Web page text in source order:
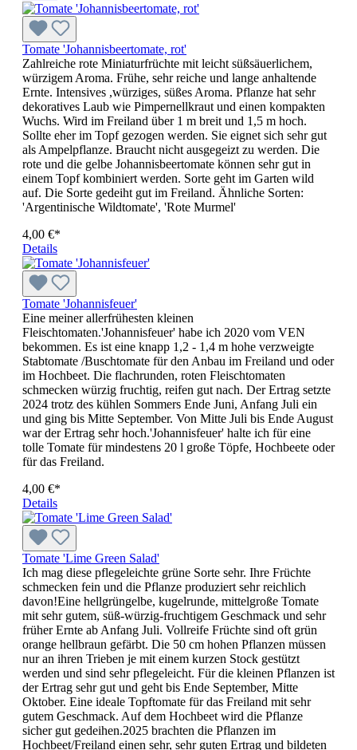
Tomate 'Johannisbeertomate, rot'
Zahlreiche rote Miniaturfrüchte mit leicht süßsäuerlichem,
würzigem Aroma. Frühe, sehr reiche und lange anhaltende
Ernte. Intensives ,würziges, süßes Aroma. Pflanze hat sehr
dekoratives Laub wie Pimpernellkraut und einen kompakten
Wuchs. Wird im Freiland über 1 m breit und 1,5 m hoch.
Sollte eher im Topf gezogen werden. Sie eignet sich sehr gut
als Ampelpflanze. Braucht nicht ausgegeizt zu werden. Die
rote und die gelbe Johannisbeertomate können sehr gut in
einem Topf kombiniert werden. Sorte geht im Garten wild
auf. Die Sorte gedeiht gut im Freiland. Ähnliche Sorten:
'Argentinische Wildtomate', 'Rote Murmel'
4,00 €*
Details
Tomate 'Johannisfeuer'
Eine meiner allerfrühesten kleinen
Fleischtomaten.'Johannisfeuer' habe ich 2020 vom VEN
bekommen. Es ist eine knapp 1,2 - 1,4 m hohe verzweigte
Stabtomate /Buschtomate für den Anbau im Freiland und oder
im Hochbeet. Die flachrunden, roten Fleischtomaten
schmecken würzig fruchtig, reifen gut nach. Der Ertrag setzte
2024 trotz des kühlen Sommers Ende Juni, Anfang Juli ein
und ging bis Mitte September. Von Mitte Juli bis Ende August
war der Ertrag sehr hoch.'Johannisfeuer' halte ich für eine
tolle Tomate für mindestens 20 l große Töpfe, Hochbeete oder
für das Freiland.
4,00 €*
Details
Tomate 'Lime Green Salad'
Ich mag diese pflegeleichte grüne Sorte sehr. Ihre Früchte
schmecken fein und die Pflanze produziert sehr reichlich
davon!Eine hellgrüngelbe, kugelrunde, mittelgroße Tomate
mit sehr gutem, süß-würzig-fruchtigem Geschmack und sehr
früher Ernte ab Anfang Juli. Vollreife Früchte sind oft grün
orange hellbraun gefärbt. Die 50 cm hohen Pflanzen müssen
nur an ihren Trieben je mit einem kurzen Stock gestützt
werden und sind sehr pflegeleicht. Für die klei­nen Pflanzen ist
der Ertrag sehr gut und geht bis Ende September, Mitte
Oktober. Eine ideale Topftomate für das Freiland mit sehr
gutem Geschmack. Auf dem Hochbeet wird die Pflanze
sicher gut gedeihen.2025 brachten die Pflanzen im
Hochbeet/Freiland einen sehr, sehr guten Ertrag und bildeten